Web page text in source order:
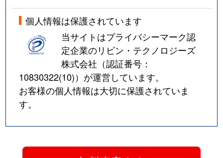
個人情報は保護されています
当サイトはプライバシーマーク認
定企業のリビン・テクノロジーズ
株式会社（認証番号：
10830322(10)）が運営しています。
お客様の個人情報は大切に保護されていま
す。